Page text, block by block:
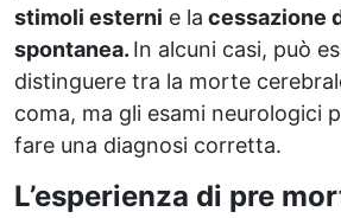
stimoli esterni e la cessazione
spontanea. In alcuni casi, può
distinguere tra la morte
coma, ma gli esami neurologici
fare una diagnosi corretta.
L’esperienza di pre